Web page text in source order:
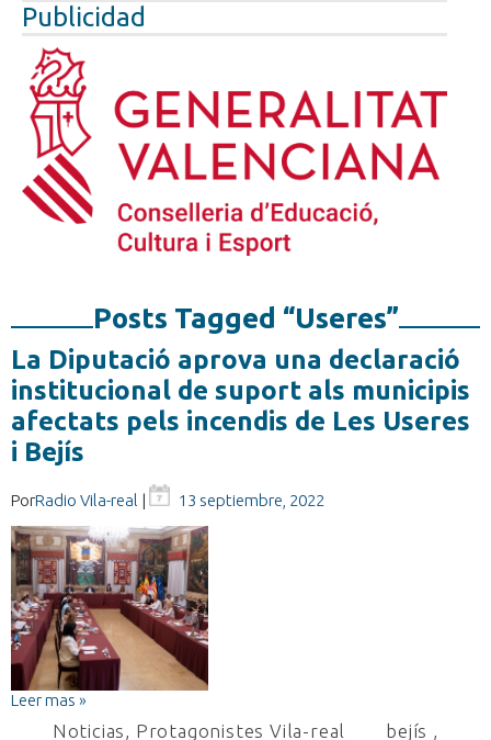
Publicidad
Posts Tagged “Useres”
La Diputació aprova una declaració
institucional de suport als municipis
afectats pels incendis de Les Useres
i Bejís
PorRadio Vila-real | 13 septiembre, 2022
Leer mas »
Noticias, Protagonistes Vila-real bejís ,